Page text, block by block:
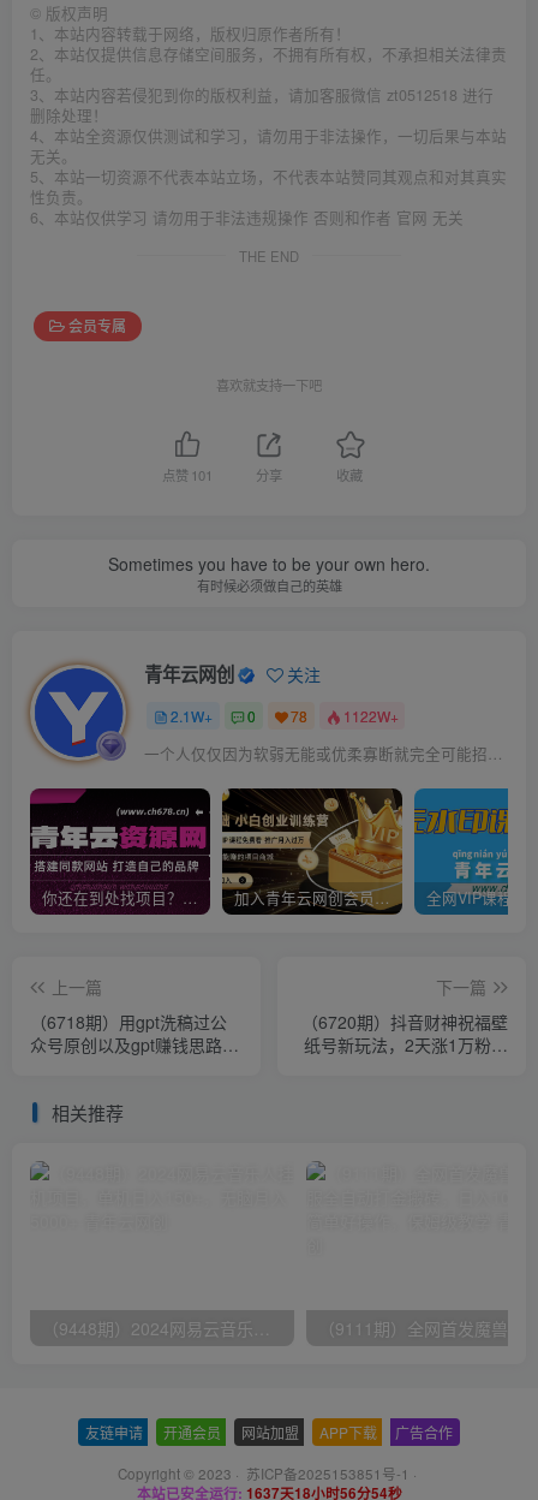
© 版权声明
1、本站内容转载于网络，版权归原作者所有！
2、本站仅提供信息存储空间服务，不拥有所有权，不承担相关法律责
任。
3、本站内容若侵犯到你的版权利益，请加客服微信 zt0512518 进行
删除处理！
4、本站全资源仅供测试和学习，请勿用于非法操作，一切后果与本站
无关。
5、本站一切资源不代表本站立场，不代表本站赞同其观点和对其真实
性负责。
6、本站仅供学习 请勿用于非法违规操作 否则和作者 官网 无关
THE END
会员专属
喜欢就支持一下吧
点赞 101 分享 收藏
Sometimes you have to be your own hero.
有时候必须做自己的英雄
青年云网创 关注
2.1W+ 0 78 1122W+
一个人仅仅因为软弱无能或优柔寡断就完全可能招致痛苦
你还在到处找项目？还在当韭菜？我靠卖项目一个月收入5万+，曾经我也是个失败者。 加入青年云网创会员，全站资源免费学习。加入高级合伙人，推广日入1000+
上一篇
（6718期）用gpt洗稿过公
众号原创以及gpt赚钱思路
下一篇
（6720期）抖音财神祝福壁
纸号新玩法，2天涨1万粉，
相关推荐
友链申请 开通会员 网站加盟 APP下载 广告合作
Copyright © 2023 · 苏ICP备2025153851号-1 ·
本站已安全运行: 1637天18小时56分54秒